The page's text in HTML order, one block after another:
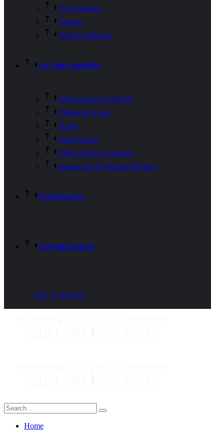
Tecle Manual
Tortuga
Winche Electrico
Lo más pedido
Fabricación de Eslingas
Cables de Acero
Tecles
Fajas Rachet
Fabricación de Estrobos
Instalación de Winche Eléctrico
Cotizacion
Contactenos
GET A QUOTE
Home